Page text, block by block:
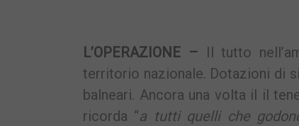
L’OPERAZIONE – Il tutto
territorio nazionale. Dotazioni di
balneari. Ancora una volta il il
ricorda “a tutti quelli che